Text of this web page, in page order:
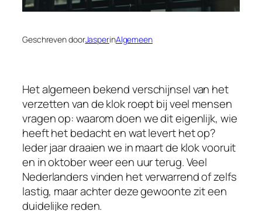
Geschreven doorJasperinAlgemeen
Het algemeen bekend verschijnsel van het
verzetten van de klok roept bij veel mensen
vragen op: waarom doen we dit eigenlijk, wie
heeft het bedacht en wat levert het op?
Ieder jaar draaien we in maart de klok vooruit
en in oktober weer een uur terug. Veel
Nederlanders vinden het verwarrend of zelfs
lastig, maar achter deze gewoonte zit een
duidelijke reden.